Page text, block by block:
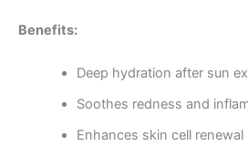
Benefits:
Deep hydration after sun
Soothes redness and
Enhances skin cell renewal